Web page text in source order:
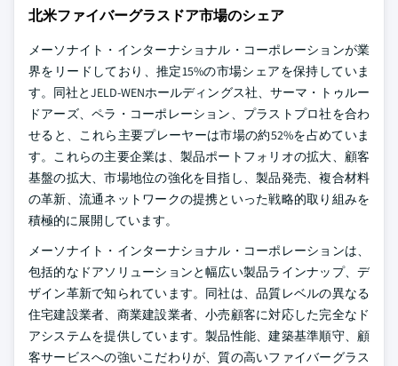
北米ファイバーグラスドア市場のシェア
メーソナイト・インターナショナル・コーポレーションが業
界をリードしており、推定15%の市場シェアを保持していま
す。同社とJELD-WENホールディングス社、サーマ・トゥルー
ドアーズ、ペラ・コーポレーション、プラストプロ社を合わ
せると、これら主要プレーヤーは市場の約52%を占めていま
す。これらの主要企業は、製品ポートフォリオの拡大、顧客
基盤の拡大、市場地位の強化を目指し、製品発売、複合材料
の革新、流通ネットワークの提携といった戦略的取り組みを
積極的に展開しています。
メーソナイト・インターナショナル・コーポレーションは、
包括的なドアソリューションと幅広い製品ラインナップ、デ
ザイン革新で知られています。同社は、品質レベルの異なる
住宅建設業者、商業建設業者、小売顧客に対応した完全なド
アシステムを提供しています。製品性能、建築基準順守、顧
客サービスへの強いこだわりが、質の高いファイバーグラス